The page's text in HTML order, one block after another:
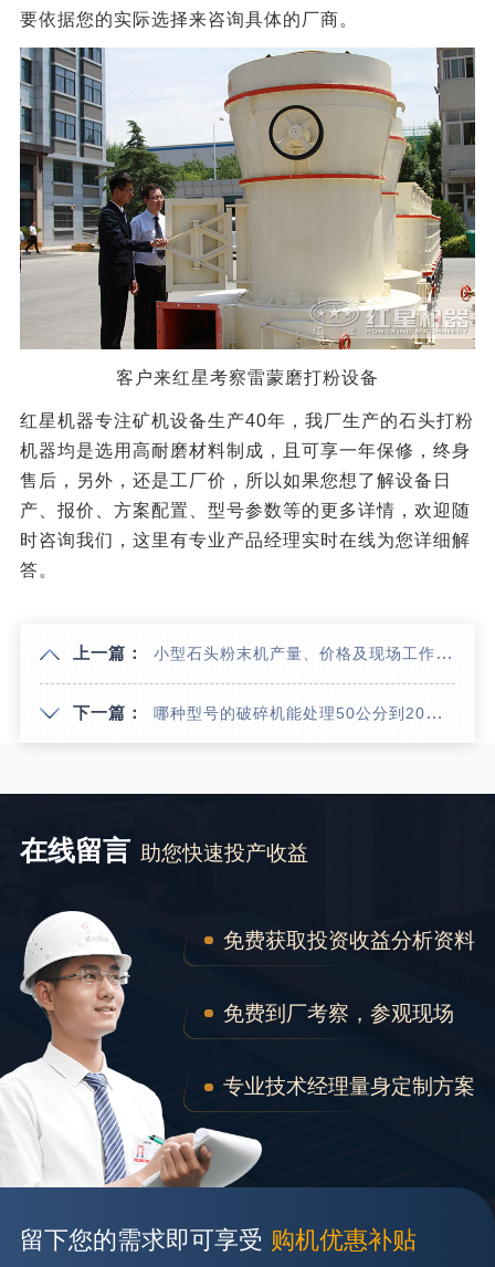
要依据您的实际选择来咨询具体的厂商。
客户来红星考察雷蒙磨打粉设备
红星机器专注矿机设备生产40年，我厂生产的石头打粉
机器均是选用高耐磨材料制成，且可享一年保修，终身
售后，另外，还是工厂价，所以如果您想了解设备日
产、报价、方案配置、型号参数等的更多详情，欢迎随
时咨询我们，这里有专业产品经理实时在线为您详细解
答。
上一篇： 小型石头粉末机产量、价格及现场工作视频
下一篇： 哪种型号的破碎机能处理50公分到20公分硬度不大的物料？
在线留言 助您快速投产收益
免费获取投资收益分析资料
免费到厂考察，参观现场
专业技术经理量身定制方案
留下您的需求即可享受 购机优惠补贴